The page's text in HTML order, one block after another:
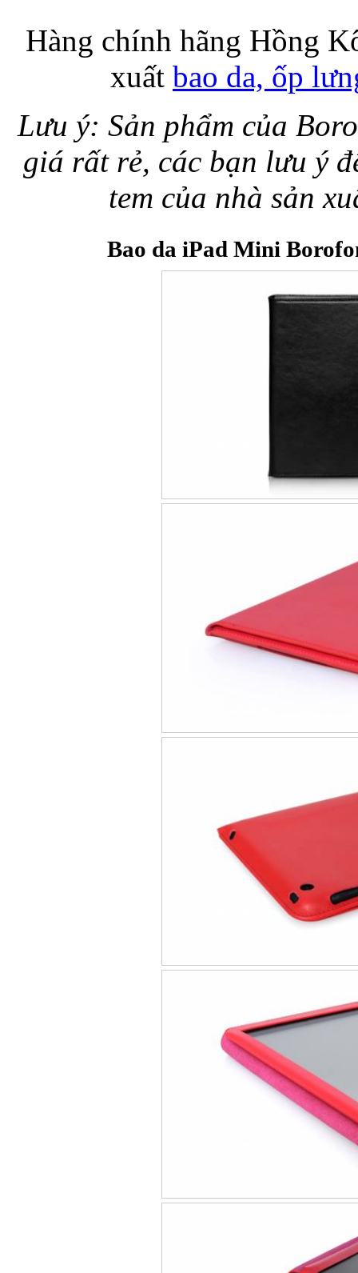
Hàng chính hãng Hồng
xuất bao da, ốp
Lưu ý: Sản phẩm của
giá rất rẻ, các bạn lưu ý
tem của nhà sản
Bao da iPad Mini